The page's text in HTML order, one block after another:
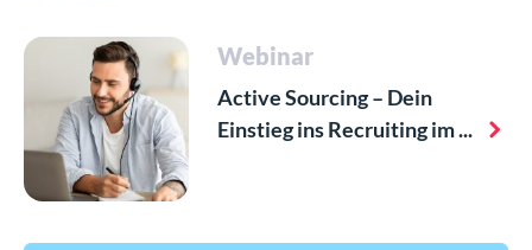
Webinar
Active Sourcing – Dein
Einstieg ins Recruiting im ...